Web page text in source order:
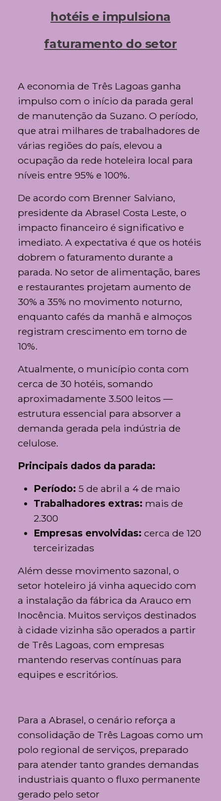
hotéis e impulsiona
faturamento do setor
A economia de Três Lagoas ganha
impulso com o início da parada geral
de manutenção da Suzano. O período,
que atrai milhares de trabalhadores de
várias regiões do país, elevou a
ocupação da rede hoteleira local para
níveis entre 95% e 100%.
De acordo com Brenner Salviano,
presidente da Abrasel Costa Leste, o
impacto financeiro é significativo e
imediato. A expectativa é que os hotéis
dobrem o faturamento durante a
parada. No setor de alimentação, bares
e restaurantes projetam aumento de
30% a 35% no movimento noturno,
enquanto cafés da manhã e almoços
registram crescimento em torno de
10%.
Atualmente, o município conta com
cerca de 30 hotéis, somando
aproximadamente 3.500 leitos —
estrutura essencial para absorver a
demanda gerada pela indústria de
celulose.
Principais dados da parada:
Período: 5 de abril a 4 de maio
Trabalhadores extras: mais de
2.300
Empresas envolvidas: cerca de 120
terceirizadas
Além desse movimento sazonal, o
setor hoteleiro já vinha aquecido com
a instalação da fábrica da Arauco em
Inocência. Muitos serviços destinados
à cidade vizinha são operados a partir
de Três Lagoas, com empresas
mantendo reservas contínuas para
equipes e escritórios.
Para a Abrasel, o cenário reforça a
consolidação de Três Lagoas como um
polo regional de serviços, preparado
para atender tanto grandes demandas
industriais quanto o fluxo permanente
gerado pelo setor